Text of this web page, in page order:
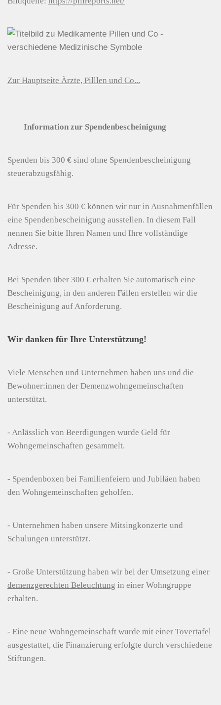
Zur Hauptseite Ärzte, Pilllen und Co...
Information zur Spendenbescheinigung
Spenden bis 300 € sind ohne Spendenbescheinigung
steuerabzugsfähig.
Für Spenden bis 300 € können wir nur in Ausnahmenfällen
eine Spendenbescheinigung ausstellen. In diesem Fall
nennen Sie bitte Ihren Namen und Ihre vollständige
Adresse.
Bei Spenden über 300 € erhalten Sie automatisch eine
Bescheinigung, in den anderen Fällen erstellen wir die
Bescheinigung auf Anforderung.
Wir danken für Ihre Unterstützung!
Viele Menschen und Unternehmen haben uns und die
Bewohner:innen der Demenzwohngemeinschaften
unterstützt.
- Anlässlich von Beerdigungen wurde Geld für
Wohngemeinschaften gesammelt.
- Spendenboxen bei Familienfeiern und Jubiläen haben
den Wohngemeinschaften geholfen.
- Unternehmen haben unsere Mitsingkonzerte und
Schulungen unterstützt.
- Große Unterstützung haben wir bei der Umsetzung einer
demenzgerechten Beleuchtung in einer Wohngruppe
erhalten.
- Eine neue Wohngemeinschaft wurde mit einer Tovertafel
ausgestattet, die Finanzierung erfolgte durch verschiedene
Stiftungen.